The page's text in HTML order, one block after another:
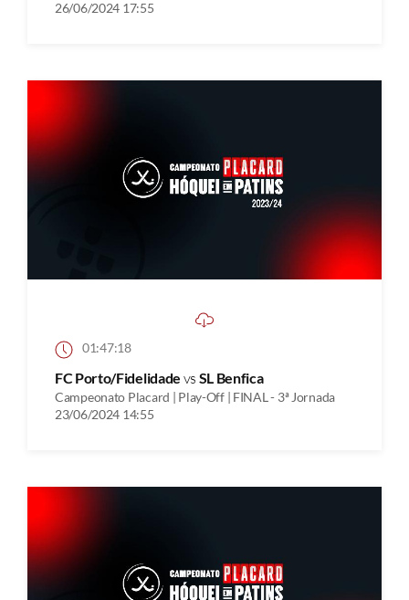
26/06/2024 17:55
01:47:18
FC Porto/Fidelidade vs SL Benfica
Campeonato Placard | Play-Off | FINAL - 3ª Jornada
23/06/2024 14:55